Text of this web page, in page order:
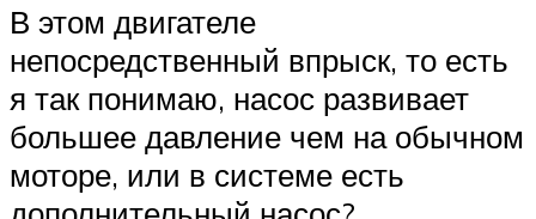
В этом двигателе
непосредственный впрыск, то есть
я так понимаю, насос развивает
большее давление чем на обычном
моторе, или в системе есть